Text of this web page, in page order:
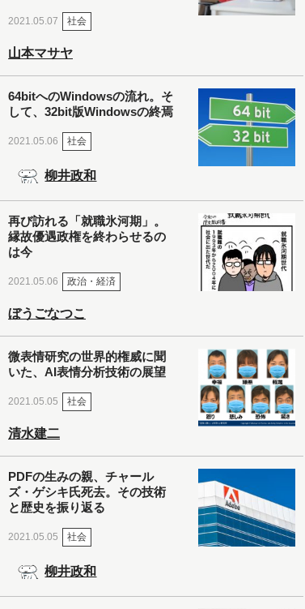
2021.05.07 社会
山本マサヤ
64bitへのWindowsの流れ。そ
して、32bit版Windowsの終焉
2021.05.06 社会
柳井政和
再び訪れる「就職氷河期」。
縁故優遇政権を終わらせるの
は今
2021.05.06 政治・経済
ぼうごなつこ
微表情研究の世界的権威に聞
いた、AI表情分析技術の展望
2021.05.05 社会
清水建二
PDFの生みの親、チャール
ズ・ゲシキ氏死去。その技術
と歴史を振り返る
2021.05.05 社会
柳井政和